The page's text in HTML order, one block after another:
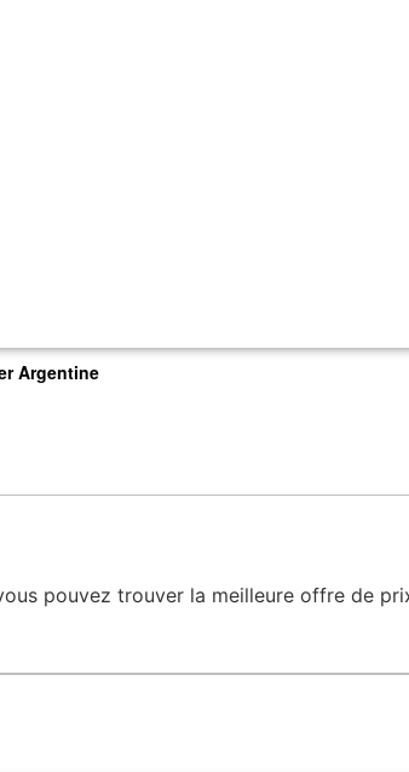
Argentine
pouvez trouver la meilleure offre de